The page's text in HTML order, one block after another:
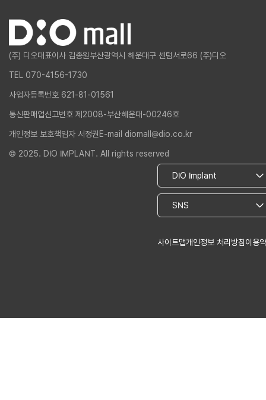
(주) 디오대표이사 김종원부산광역시 해운대구 센텀서로66 (주)디오
TEL 070-4156-1730
사업자등록번호 621-81-01561
통신판매업신고번호 제2008-부산해운대-00246호
개인정보 보호책임자 서정권 E-mail diomall@dio.co.kr
© 2025. DIO IMPLANT. All rights reserved
사이트맵개인정보 처리방침이용